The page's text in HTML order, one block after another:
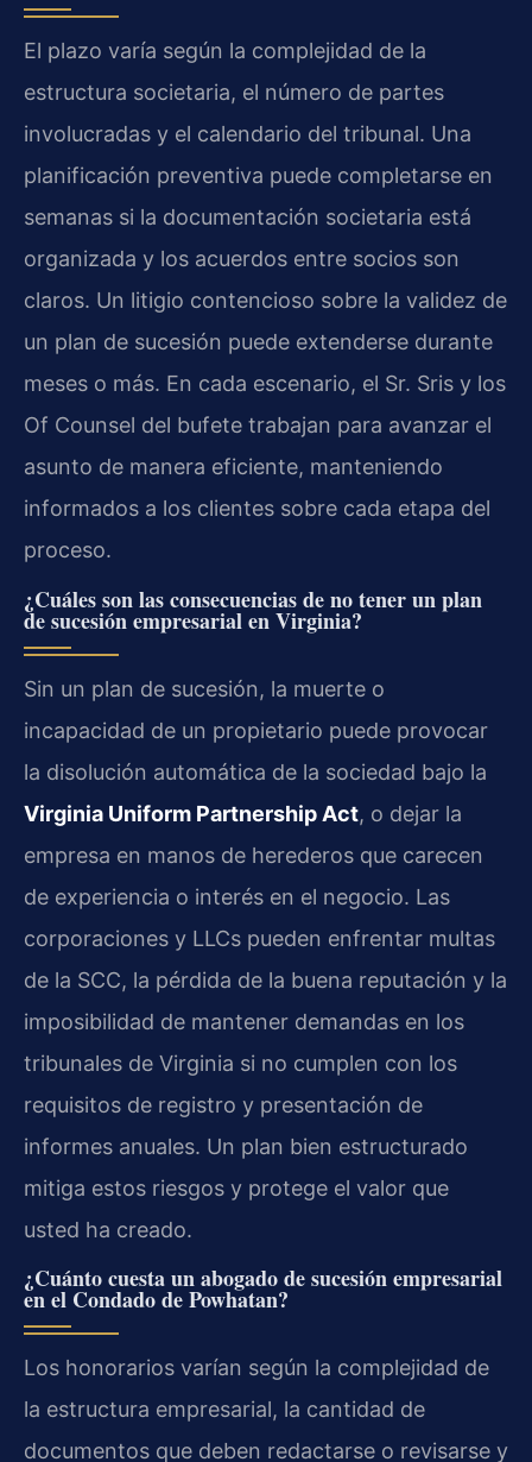
El plazo varía según la complejidad de la
estructura societaria, el número de partes
involucradas y el calendario del tribunal. Una
planificación preventiva puede completarse en
semanas si la documentación societaria está
organizada y los acuerdos entre socios son
claros. Un litigio contencioso sobre la validez de
un plan de sucesión puede extenderse durante
meses o más. En cada escenario, el Sr. Sris y los
Of Counsel del bufete trabajan para avanzar el
asunto de manera eficiente, manteniendo
informados a los clientes sobre cada etapa del
proceso.
¿Cuáles son las consecuencias de no tener un plan
de sucesión empresarial en Virginia?
Sin un plan de sucesión, la muerte o
incapacidad de un propietario puede provocar
la disolución automática de la sociedad bajo la
Virginia Uniform Partnership Act, o dejar la
empresa en manos de herederos que carecen
de experiencia o interés en el negocio. Las
corporaciones y LLCs pueden enfrentar multas
de la SCC, la pérdida de la buena reputación y la
imposibilidad de mantener demandas en los
tribunales de Virginia si no cumplen con los
requisitos de registro y presentación de
informes anuales. Un plan bien estructurado
mitiga estos riesgos y protege el valor que
usted ha creado.
¿Cuánto cuesta un abogado de sucesión empresarial
en el Condado de Powhatan?
Los honorarios varían según la complejidad de
la estructura empresarial, la cantidad de
documentos que deben redactarse o revisarse y